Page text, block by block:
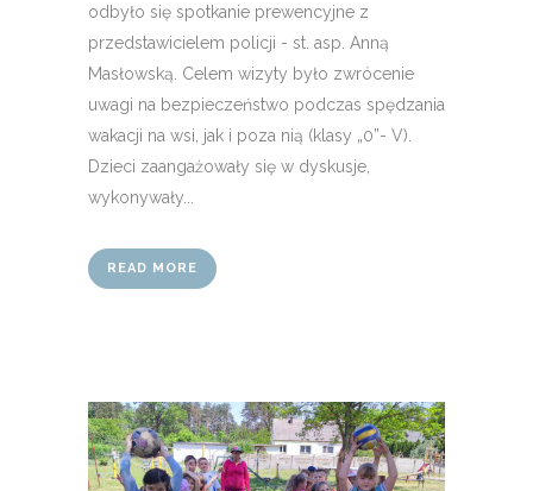
odbyło się spotkanie prewencyjne z
przedstawicielem policji - st. asp. Anną
Masłowską. Celem wizyty było zwrócenie
uwagi na bezpieczeństwo podczas spędzania
wakacji na wsi, jak i poza nią (klasy „0”- V).
Dzieci zaangażowały się w dyskusje,
wykonywały...
READ MORE